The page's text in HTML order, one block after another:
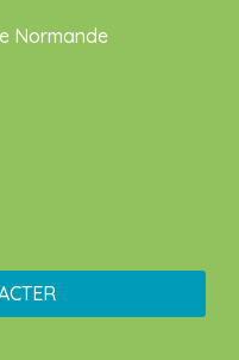
Normande